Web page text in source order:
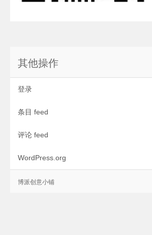
其他操作
登录
条目 feed
评论 feed
WordPress.org